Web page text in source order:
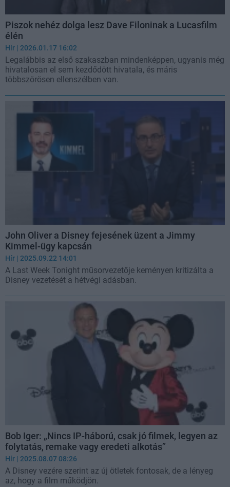
Piszok nehéz dolga lesz Dave Filoninak a Lucasfilm
élén
Hír | 2026.01.17 16:02
Legalábbis az első szakaszban mindenképpen, ugyanis még
hivatalosan el sem kezdődött hivatala, és máris
többszörösen ellenszélben van.
John Oliver a Disney fejesének üzent a Jimmy
Kimmel-ügy kapcsán
Hír | 2025.09.22 14:01
A Last Week Tonight műsorvezetője keményen kritizálta a
Disney vezetését a hétvégi adásban.
Bob Iger: „Nincs IP-háború, csak jó filmek, legyen az
folytatás, remake vagy eredeti alkotás”
Hír | 2025.08.07 08:26
A Disney vezére szerint az új ötletek fontosak, de a lényeg
az, hogy a film működjön.